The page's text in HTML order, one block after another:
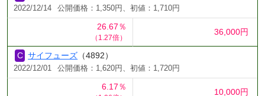
2022/12/14 公開価格：1,350円、初値：1,710円
26.67％
（1.27倍）
36,000円
サイフューズ （4892）
2022/12/01 公開価格：1,620円、初値：1,720円
6.17％
10,000円